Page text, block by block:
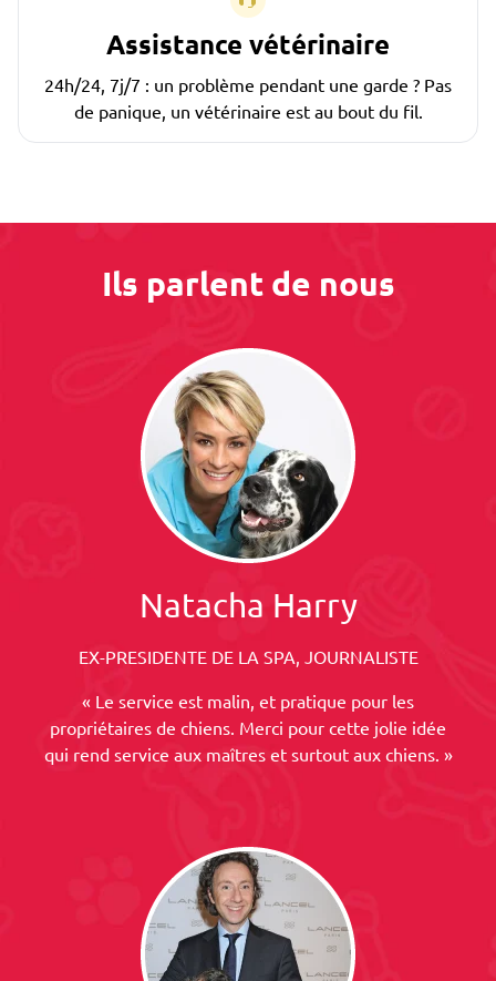
Assistance vétérinaire
24h/24, 7j/7 : un problème pendant une garde ? Pas
de panique, un vétérinaire est au bout du fil.
Ils parlent de nous
Natacha Harry
EX-PRESIDENTE DE LA SPA, JOURNALISTE
« Le service est malin, et pratique pour les
propriétaires de chiens. Merci pour cette jolie idée
qui rend service aux maîtres et surtout aux chiens. »